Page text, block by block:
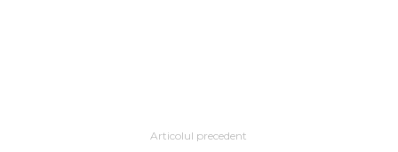
Articolul precedent